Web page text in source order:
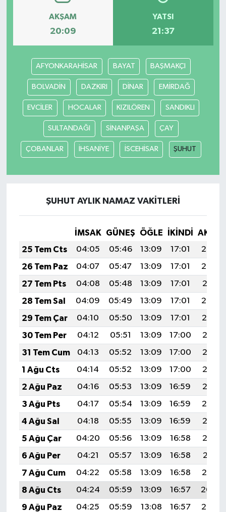
AKŞAM
20:09
YATSI
21:37
AFYONKARAHİSAR BAYAT BAŞMAKÇI
BOLVADİN DAZKIRI DİNAR EMİRDAĞ
EVCİLER HOCALAR KIZILÖREN SANDIKLI
SULTANDAĞI SİNANPAŞA ÇAY
ÇOBANLAR İHSANİYE İSCEHİSAR ŞUHUT
ŞUHUT AYLIK NAMAZ VAKITLERI
İMSAK GÜNEŞ ÖĞLE İKINDI
25 Tem Cts
04:05 05:46 13:09 17:01
20:22
26 Tem Paz
04:07 05:47 13:09 17:01
20:22
27 Tem Pts
04:08 05:48 13:09 17:01
20:21
28 Tem Sal
04:09 05:49 13:09 17:01
20:20
29 Tem Çar
04:10 05:50 13:09 17:01
20:19
30 Tem Per
04:12 05:51 13:09 17:00
20:18
31 Tem Cum
04:13 05:52 13:09 17:00
20:17
1 Ağu Cts
04:14 05:52 13:09 17:00
20:16
2 Ağu Paz
04:16 05:53 13:09 16:59
20:15
3 Ağu Pts
04:17 05:54 13:09 16:59
20:14
4 Ağu Sal
04:18 05:55 13:09 16:59
20:13
5 Ağu Çar
04:20 05:56 13:09 16:58
20:12
6 Ağu Per
04:21 05:57 13:09 16:58
20:11
7 Ağu Cum
04:22 05:58 13:09 16:58
20:10
8 Ağu Cts
04:24 05:59 13:09 16:57
20:09
9 Ağu Paz
04:25 05:59 13:08 16:57
20:07